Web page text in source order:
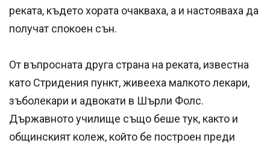
реката, където хората очакваха, а и настояваха да
получат спокоен сън.
От въпросната друга страна на реката, известна
като Стридения пункт, живееха малкото лекари,
зъболекари и адвокати в Шърли Фолс.
Държавното училище също беше тук, както и
общинският колеж, който бе построен преди